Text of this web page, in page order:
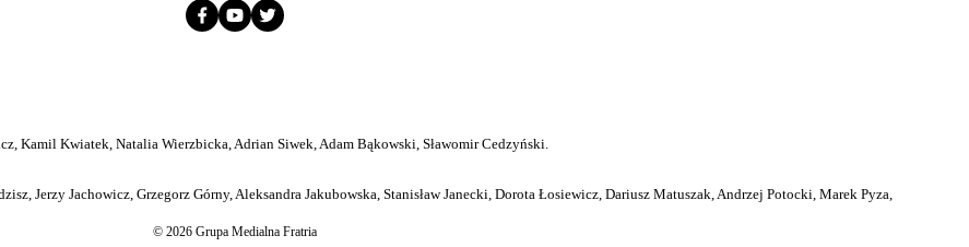
Kamil Kwiatek, Natalia Wierzbicka, Adrian Siwek, Adam Bąkowski, Sławomir Cedzyński.
Jerzy Jachowicz, Grzegorz Górny, Aleksandra Jakubowska, Stanisław Janecki, Dorota Łosiewicz, Dariusz Matuszak, Andrzej Potocki, Marek Pyza,
© 2026 Grupa Medialna Fratria